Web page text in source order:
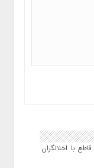
با اخلالگران